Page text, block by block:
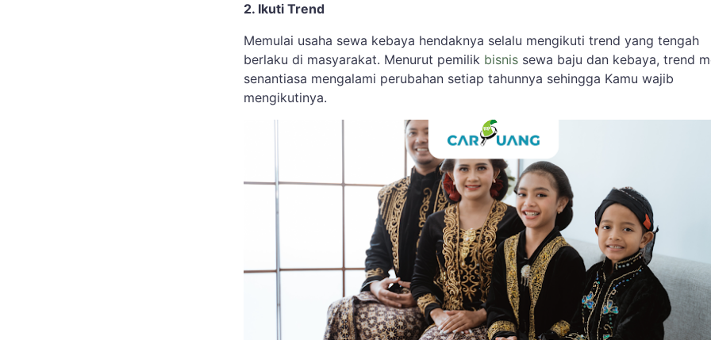
2. Ikuti Trend
Memulai usaha sewa kebaya hendaknya selalu mengikuti trend yang tengah
berlaku di masyarakat. Menurut pemilik bisnis sewa baju dan kebaya, trend
senantiasa mengalami perubahan setiap tahunnya sehingga Kamu wajib
mengikutinya.